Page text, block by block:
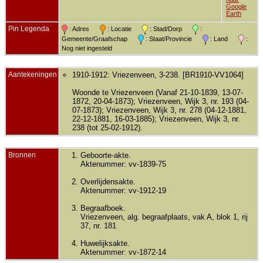
Google
Earth
Pin Legenda : Adres : Locatie : Stad/Dorp
:
Gemeente/Graafschap
: Staat/Provincie : Land
:
Nog niet ingesteld
Aantekeningen
1910-1912: Vriezenveen, 3-238. [BR1910-VV1064]
Woonde te Vriezenveen (Vanaf 21-10-1839, 13-07-
1872, 20-04-1873); Vriezenveen, Wijk 3, nr. 193 (04-
07-1873); Vriezenveen, Wijk 3, nr. 278 (04-12-1881,
22-12-1881, 16-03-1885); Vriezenveen, Wijk 3, nr.
238 (tot 25-02-1912).
Bronnen
Geboorte-akte.
Aktenummer: vv-1839-75
Overlijdensakte.
Aktenummer: vv-1912-19
Begraafboek.
Vriezenveen, alg. begraafplaats, vak A, blok 1, rij
37, nr. 181
Huwelijksakte.
Aktenummer: vv-1872-14